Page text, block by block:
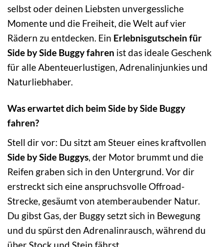
selbst oder deinen Liebsten unvergessliche
Momente und die Freiheit, die Welt auf vier
Rädern zu entdecken. Ein Erlebnisgutschein für
Side by Side Buggy fahren ist das ideale Geschenk
für alle Abenteuerlustigen, Adrenalinjunkies und
Naturliebhaber.
Was erwartet dich beim Side by Side Buggy
fahren?
Stell dir vor: Du sitzt am Steuer eines kraftvollen
Side by Side Buggys, der Motor brummt und die
Reifen graben sich in den Untergrund. Vor dir
erstreckt sich eine anspruchsvolle Offroad-
Strecke, gesäumt von atemberaubender Natur.
Du gibst Gas, der Buggy setzt sich in Bewegung
und du spürst den Adrenalinrausch, während du